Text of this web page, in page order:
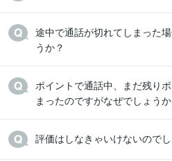
途中で通話が切れてしまった
うか？
ポイントで通話中、まだ残り
まったのですがなぜでしょうか
評価はしなきゃいけないので